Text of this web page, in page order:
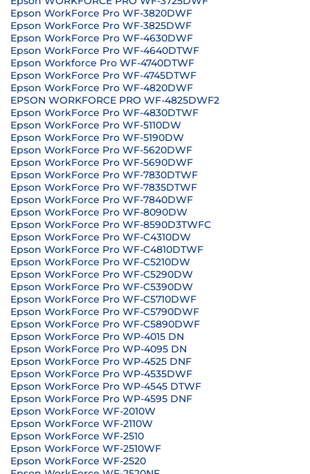
Epson WorkForce Pro WF-3820DWF
Epson WorkForce Pro WF-3825DWF
Epson WorkForce Pro WF-4630DWF
Epson WorkForce Pro WF-4640DTWF
Epson Workforce Pro WF-4740DTWF
Epson WorkForce Pro WF-4745DTWF
Epson WorkForce Pro WF-4820DWF
EPSON WORKFORCE PRO WF-4825DWF2
Epson WorkForce Pro WF-4830DTWF
Epson WorkForce Pro WF-5110DW
Epson WorkForce Pro WF-5190DW
Epson WorkForce Pro WF-5620DWF
Epson WorkForce Pro WF-5690DWF
Epson WorkForce Pro WF-7830DTWF
Epson WorkForce Pro WF-7835DTWF
Epson WorkForce Pro WF-7840DWF
Epson WorkForce Pro WF-8090DW
Epson WorkForce Pro WF-8590D3TWFC
Epson WorkForce Pro WF-C4310DW
Epson WorkForce Pro WF-C4810DTWF
Epson WorkForce Pro WF-C5210DW
Epson WorkForce Pro WF-C5290DW
Epson WorkForce Pro WF-C5390DW
Epson WorkForce Pro WF-C5710DWF
Epson WorkForce Pro WF-C5790DWF
Epson WorkForce Pro WF-C5890DWF
Epson WorkForce Pro WP-4015 DN
Epson WorkForce Pro WP-4095 DN
Epson WorkForce Pro WP-4525 DNF
Epson WorkForce Pro WP-4535DWF
Epson WorkForce Pro WP-4545 DTWF
Epson WorkForce Pro WP-4595 DNF
Epson WorkForce WF-2010W
Epson WorkForce WF-2110W
Epson WorkForce WF-2510
Epson WorkForce WF-2510WF
Epson WorkForce WF-2520